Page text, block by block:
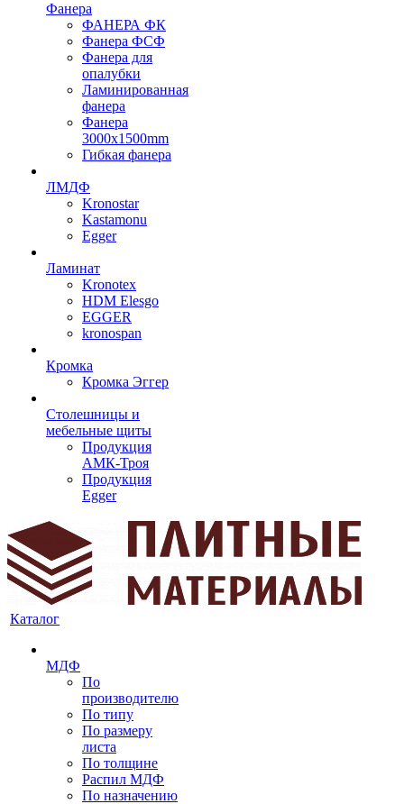
Фанера
ФАНЕРА ФК
Фанера ФСФ
Фанера для
опалубки
Ламинированная
фанера
Фанера
3000х1500mm
Гибкая фанера
ЛМДФ
Kronostar
Kastamonu
Egger
Ламинат
Kronotex
HDM Elesgo
EGGER
kronospan
Кромка
Кромка Эггер
Столешницы и
мебельные щиты
Продукция
АМК-Троя
Продукция
Egger
Каталог
МДФ
По
производителю
По типу
По размеру
листа
По толщине
Распил МДФ
По назначению